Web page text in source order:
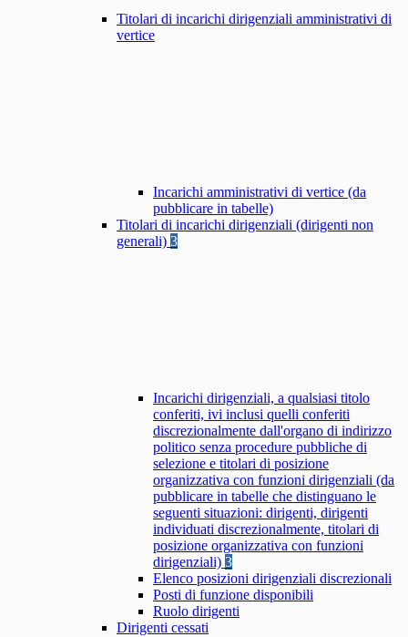
Titolari di incarichi dirigenziali amministrativi di
vertice
Incarichi amministrativi di vertice (da
pubblicare in tabelle)
Titolari di incarichi dirigenziali (dirigenti non
generali) 3
Incarichi dirigenziali, a qualsiasi titolo
conferiti, ivi inclusi quelli conferiti
discrezionalmente dall'organo di indirizzo
politico senza procedure pubbliche di
selezione e titolari di posizione
organizzativa con funzioni dirigenziali (da
pubblicare in tabelle che distinguano le
seguenti situazioni: dirigenti, dirigenti
individuati discrezionalmente, titolari di
posizione organizzativa con funzioni
dirigenziali) 3
Elenco posizioni dirigenziali discrezionali
Posti di funzione disponibili
Ruolo dirigenti
Dirigenti cessati